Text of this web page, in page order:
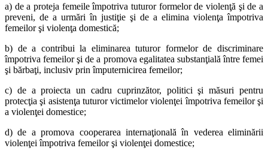
a) de a proteja femeile împotriva tuturor formelor de violenţă şi de a
preveni, de a urmări în justiţie şi de a elimina violenţa împotriva
femeilor şi violenţa domestică;
b) de a contribui la eliminarea tuturor formelor de discriminare
împotriva femeilor şi de a promova egalitatea substanţială între femei
şi bărbaţi, inclusiv prin împuternicirea femeilor;
c) de a proiecta un cadru cuprinzător, politici şi măsuri pentru
protecţia şi asistenţa tuturor victimelor violenţei împotriva femeilor şi
a violenţei domestice;
d) de a promova cooperarea internaţională în vederea eliminării
violenţei împotriva femeilor şi violenţei domestice;